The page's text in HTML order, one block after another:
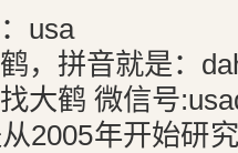
usa
，拼音就是：
大鹤 微信号
2005年开始研